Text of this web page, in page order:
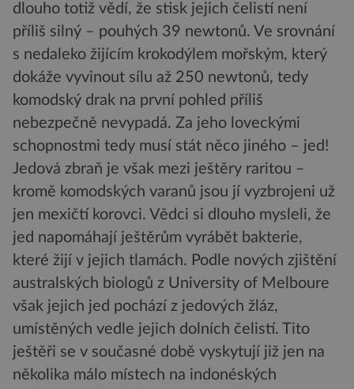
dlouho totiž vědí, že stisk jejich čelistí není
příliš silný – pouhých 39 newtonů. Ve srovnání
s nedaleko žijícím krokodýlem mořským, který
dokáže vyvinout sílu až 250 newtonů, tedy
komodský drak na první pohled příliš
nebezpečně nevypadá. Za jeho loveckými
schopnostmi tedy musí stát něco jiného – jed!
Jedová zbraň je však mezi ještěry raritou –
kromě komodských varanů jsou jí vyzbrojeni už
jen mexičtí korovci. Vědci si dlouho mysleli, že
jed napomáhají ještěrům vyrábět bakterie,
které žijí v jejich tlamách. Podle nových zjištění
australských biologů z University of Melboure
však jejich jed pochází z jedových žláz,
umístěných vedle jejich dolních čelistí. Tito
ještěři se v současné době vyskytují již jen na
několika málo místech na indonéských